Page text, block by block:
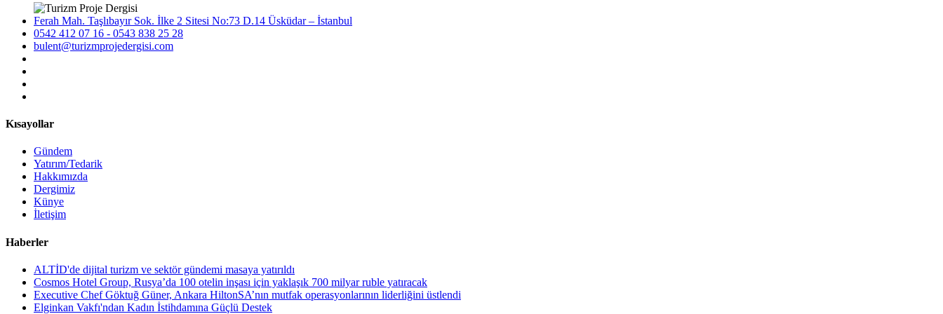
Ferah Mah. Taşlıbayır Sok. İlke 2 Sitesi No:73 D.14 Üsküdar – İstanbul
0542 412 07 16 - 0543 838 25 28
bulent@turizmprojedergisi.com
Kısayollar
Gündem
Yatırım/Tedarik
Hakkımızda
Dergimiz
Künye
İletişim
Haberler
ALTİD'de dijital turizm ve sektör gündemi masaya yatırıldı
Cosmos Hotel Group, Rusya’da 100 otelin inşası için yaklaşık 700 milyar ruble yatıracak
Executive Chef Göktuğ Güner, Ankara HiltonSA’nın mutfak operasyonlarının liderliğini üstlendi
Elginkan Vakfı'ndan Kadın İstihdamına Güçlü Destek